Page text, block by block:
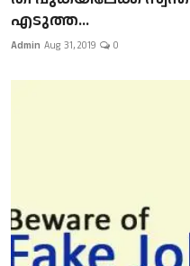
എടുത്ത...
Admin Aug 31, 2019 0